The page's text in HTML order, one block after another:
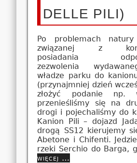
DELLE PILI)
Po problemach
związanej z
posiadania
zezwolenia
władze parku do
(przynajmniej dzień
złożyć podanie np.
przenieśliśmy się na
drogi i pojechaliśmy do
Kanion Pili – dojazd
drogą SS12 kierujemy
Abetone i Chifenti.
rzeki Serchio do Barga,
więcej …